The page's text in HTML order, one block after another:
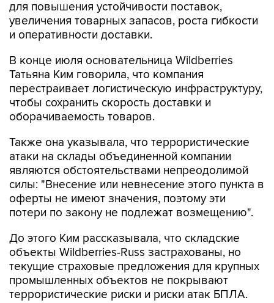
для повышения устойчивости поставок,
увеличения товарных запасов, роста гибкости
и оперативности доставки.
В конце июля основательница Wildberries
Татьяна Ким говорила, что компания
перестраивает логистическую инфраструктуру,
чтобы сохранить скорость доставки и
оборачиваемость товаров.
Также она указывала, что террористические
атаки на склады объединенной компании
являются обстоятельствами непреодолимой
силы: "Внесение или невнесение этого пункта в
оферты не имеют значения, поэтому эти
потери по закону не подлежат возмещению".
До этого Ким рассказывала, что складские
объекты Wildberries-Russ застрахованы, но
текущие страховые предложения для крупных
промышленных объектов не покрывают
террористические риски и риски атак БПЛА.